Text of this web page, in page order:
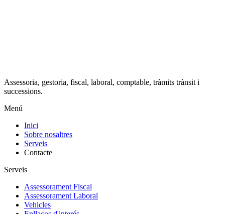
Assessoria, gestoria, fiscal, laboral, comptable, tràmits trànsit i
successions.
Menú
Inici
Sobre nosaltres
Serveis
Contacte
Serveis
Assessorament Fiscal
Assessorament Laboral
Vehicles